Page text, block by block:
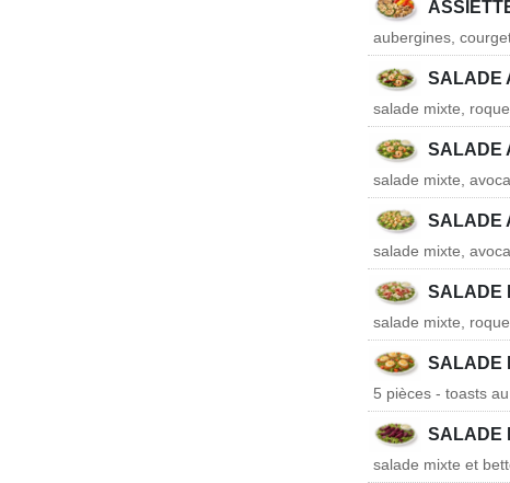
aubergines,
SALADE
salade mixte,
SALADE
salade mixte,
SALADE
salade mixte,
SALADE
salade mixte,
SALADE
5 pièces - toasts
SALADE
salade mixte et